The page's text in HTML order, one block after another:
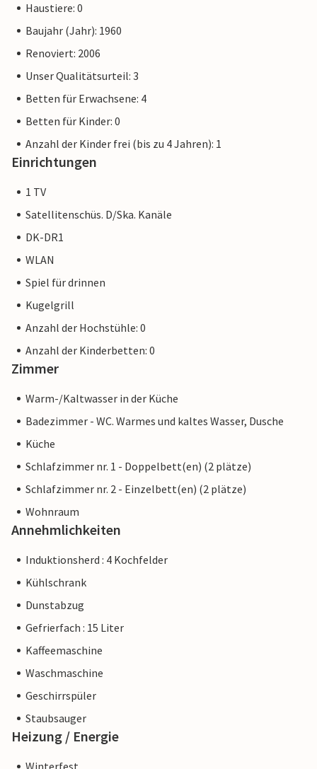
Haustiere: 0
Baujahr (Jahr): 1960
Renoviert: 2006
Unser Qualitätsurteil: 3
Betten für Erwachsene: 4
Betten für Kinder: 0
Anzahl der Kinder frei (bis zu 4 Jahren): 1
Einrichtungen
1 TV
Satellitenschüs. D/Ska. Kanäle
DK-DR1
WLAN
Spiel für drinnen
Kugelgrill
Anzahl der Hochstühle: 0
Anzahl der Kinderbetten: 0
Zimmer
Warm-/Kaltwasser in der Küche
Badezimmer - WC. Warmes und kaltes Wasser, Dusche
Küche
Schlafzimmer nr. 1 - Doppelbett(en) (2 plätze)
Schlafzimmer nr. 2 - Einzelbett(en) (2 plätze)
Wohnraum
Annehmlichkeiten
Induktionsherd : 4 Kochfelder
Kühlschrank
Dunstabzug
Gefrierfach : 15 Liter
Kaffeemaschine
Waschmaschine
Geschirrspüler
Staubsauger
Heizung / Energie
Winterfest